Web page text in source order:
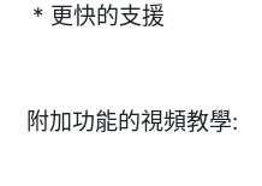
* 更快的支援
附加功能的視頻教學: